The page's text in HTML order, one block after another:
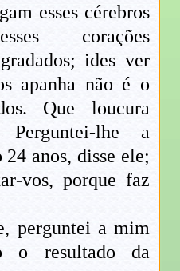
esses cérebros
corações
ides ver
apanha não é o
Que loucura
lhe a
anos, disse ele;
vos, porque faz
perguntei a mim
o resultado da